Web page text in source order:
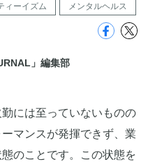
ィーイズム メンタルヘルス
」編集部
には至っていないものの
マンスが発揮できず、業
のことです。この状態を